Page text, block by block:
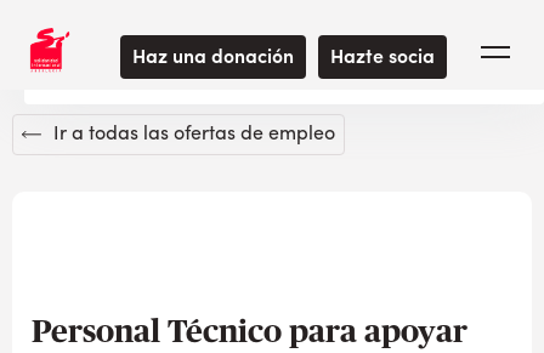
Haz una donación Hazte socia
Ir a todas las ofertas de empleo
Personal Técnico para apoyar
Usamos cookies para optimizar el uso de la experiencia de su
navegador. Al navegar por este sitio web, acepta nuestras
Política de cookies.